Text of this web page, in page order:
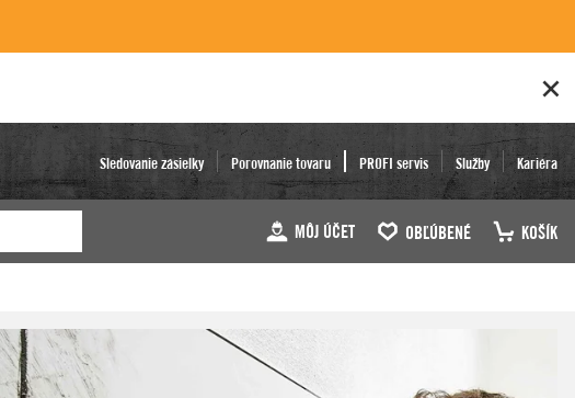
Sledovanie zásielky Porovnanie tovaru PROFI servis Služby Kariéra
MÔJ ÚČET OBĽÚBENÉ KOŠÍK